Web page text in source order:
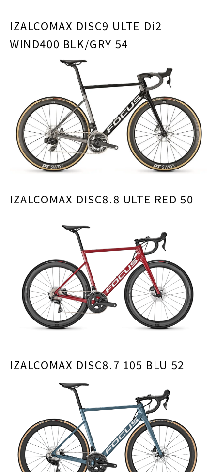
IZALCOMAX DISC9 ULTE Di2
WIND400 BLK/GRY 54
IZALCOMAX DISC8.8 ULTE RED 50
IZALCOMAX DISC8.7 105 BLU 52